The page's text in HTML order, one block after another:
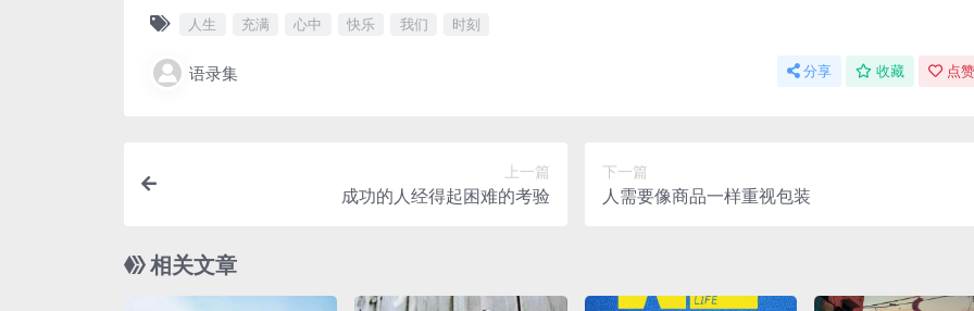
人生 充满 心中 快乐 我们 时刻
语录集 分享 收藏 点
上一篇
成功的人经得起困难的考验
下一篇
人需要像商品一样重视包装
相关文章